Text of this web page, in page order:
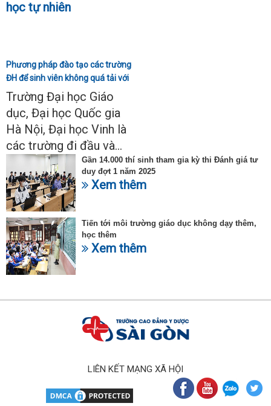
Phương pháp đào tạo các trường
ĐH để sinh viên không quá tải với
ngành Sư phạm Khoa học tự
nhiên
Trường Đại học Giáo
dục, Đại học Quốc gia
Hà Nội, Đại học Vinh là
các trường đi đầu và...
Gần 14.000 thí sinh tham gia kỳ thi Đánh giá tư
duy đợt 1 năm 2025
Xem thêm
Tiến tới môi trường giáo dục không dạy thêm,
học thêm
Xem thêm
LIÊN KẾT MẠNG XÃ HỘI